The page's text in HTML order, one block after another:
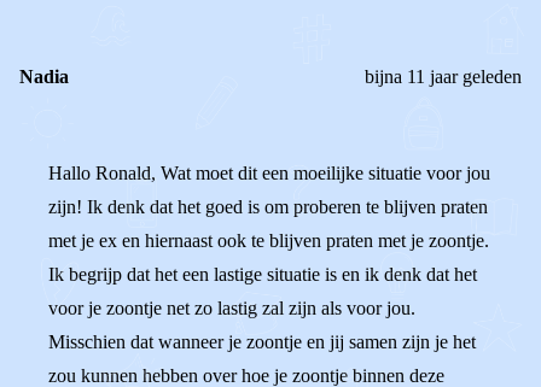
Nadia bijna 11 jaar geleden
Hallo Ronald, Wat moet dit een moeilijke situatie voor jou
zijn! Ik denk dat het goed is om proberen te blijven praten
met je ex en hiernaast ook te blijven praten met je zoontje.
Ik begrijp dat het een lastige situatie is en ik denk dat het
voor je zoontje net zo lastig zal zijn als voor jou.
Misschien dat wanneer je zoontje en jij samen zijn je het
zou kunnen hebben over hoe je zoontje binnen deze